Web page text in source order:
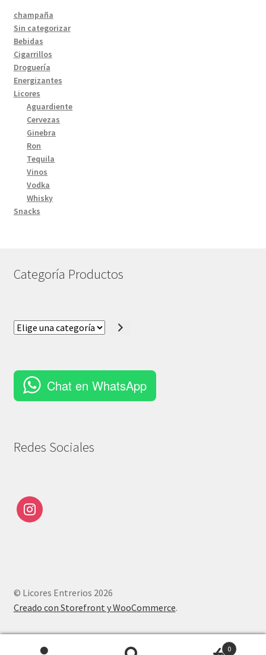
champaña
Sin categorizar
Bebidas
Cigarrillos
Droguería
Energizantes
Licores
Aguardiente
Cervezas
Ginebra
Ron
Tequila
Vinos
Vodka
Whisky
Snacks
Categoría Productos
Elige
Chat en WhatsApp
Redes Sociales
© Licores Entrerios 2026
Creado con Storefront y WooCommerce.
0